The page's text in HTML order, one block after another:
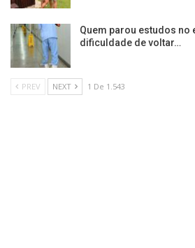
Quem parou estudos no
dificuldade de voltar…
PREV NEXT 1 De 1.543